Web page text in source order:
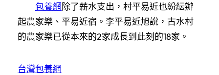
包養網除了薪水支出，村平易近也紛紜辦
起農家樂、平易近宿。李平易近旭說，古水村
的農家樂已從本來的2家成長到此刻的18家。
台灣包養網